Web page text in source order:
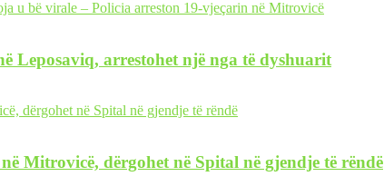
Leposaviq, arrestohet një nga të dyshuarit
Mitrovicë, dërgohet në Spital në gjendje të rëndë